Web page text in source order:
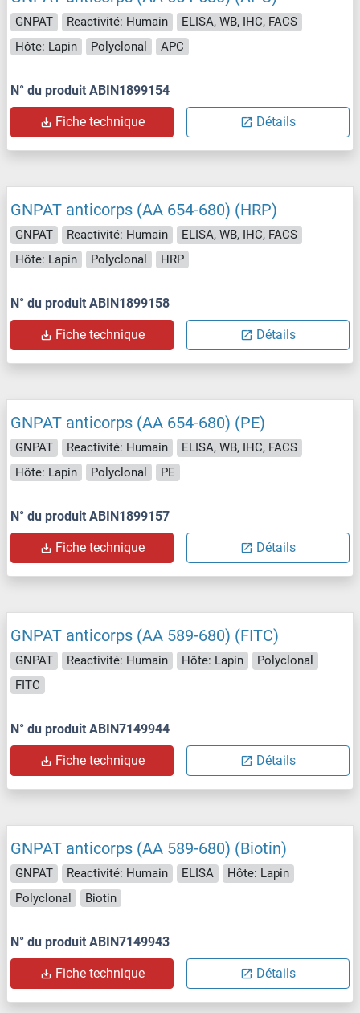
GNPAT Reactivité: Humain
ELISA, WB, IHC, FACS
Hôte: Lapin
Polyclonal APC
N° du produit ABIN1899154
Fiche technique Détails
GNPAT anticorps (AA 654-680) (HRP)
GNPAT Reactivité: Humain
ELISA, WB, IHC, FACS
Hôte: Lapin
Polyclonal HRP
N° du produit ABIN1899158
Fiche technique Détails
GNPAT anticorps (AA 654-680) (PE)
GNPAT Reactivité: Humain
ELISA, WB, IHC, FACS
Hôte: Lapin
Polyclonal PE
N° du produit ABIN1899157
Fiche technique Détails
GNPAT anticorps (AA 589-680) (FITC)
GNPAT Reactivité: Humain Hôte: Lapin
Polyclonal
FITC
N° du produit ABIN7149944
Fiche technique Détails
GNPAT anticorps (AA 589-680) (Biotin)
GNPAT Reactivité: Humain ELISA
Hôte: Lapin
Polyclonal
Biotin
N° du produit ABIN7149943
Fiche technique Détails